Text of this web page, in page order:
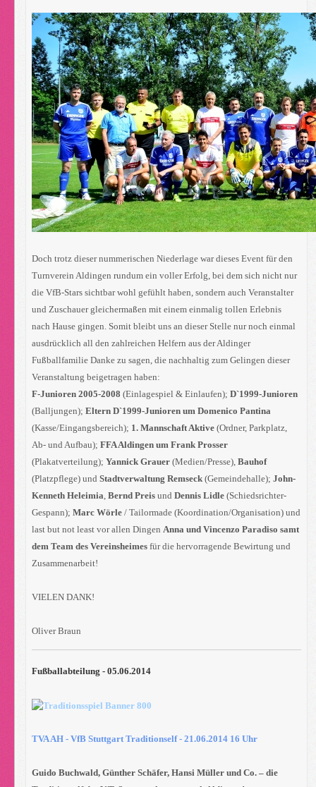
Doch trotz dieser nummerischen Niederlage war dieses Event für den
Turnverein Aldingen rundum ein voller Erfolg, bei dem sich nicht nur
die VfB-Stars sichtbar wohl gefühlt haben, sondern auch Veranstalter
und Zuschauer gleichermaßen mit einem einmalig tollen Erlebnis
nach Hause gingen. Somit bleibt uns an dieser Stelle nur noch einmal
ausdrücklich all den zahlreichen Helfern aus der Aldinger
Fußballfamilie Danke zu sagen, die nachhaltig zum Gelingen dieser
Veranstaltung beigetragen haben:
F-Junioren 2005-2008 (Einlagespiel & Einlaufen);D`1999-Junioren
(Balljungen);Eltern D`1999-Junioren um Domenico Pantina
(Kasse/Eingangsbereich); 1. Mannschaft Aktive (Ordner, Parkplatz,
Ab- und Aufbau);FFA Aldingen um Frank Prosser
(Plakatverteilung);Yannick Grauer(Medien/Presse),Bauhof
(Platzpflege) undStadtverwaltung Remseck (Gemeindehalle);John-
Kenneth Heleimia ,Bernd Preis undDennis Lidle (Schiedsrichter-
Gespann);Marc Wörle / Tailormade (Koordination/Organisation) und
last but not least vor allen Dingen Anna und Vincenzo Paradiso samt
dem Team des Vereinsheimesfür die hervorragende Bewirtung und
Zusammenarbeit!
VIELEN DANK!
Oliver Braun
Fußballabteilung - 05.06.2014
TVA AH - VfB Stuttgart Traditionself - 21.06.2014 16 Uhr
Guido Buchwald, Günther Schäfer, Hansi Müller und Co. –die